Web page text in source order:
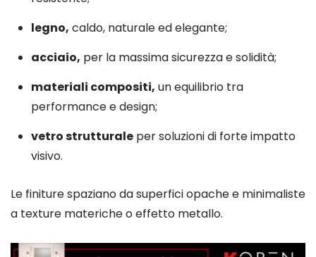
legno, caldo, naturale ed elegante;
acciaio, per la massima sicurezza e solidità;
materiali compositi, un equilibrio tra
performance e design;
vetro strutturaleper soluzioni di forte impatto
visivo.
Le finiture spaziano da superfici opache e minimaliste
a texture materiche o effetto metallo.